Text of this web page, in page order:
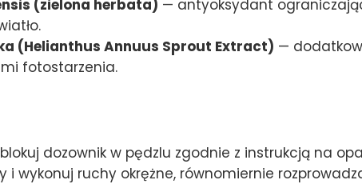
(zielona herbata) — antyoksydant
(Helianthus Annuus Sprout Extract) —
fotostarzenia.
dozownik w pędzlu zgodnie z instrukcją na
i wykonuj ruchy okrężne, równomiernie